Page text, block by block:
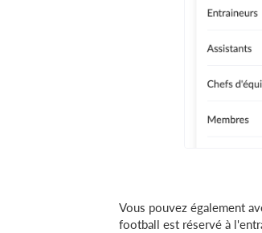
Vous pouvez également
football est réservé à